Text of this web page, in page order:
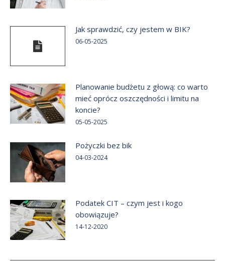
Jak sprawdzić, czy jestem w BIK?
06-05-2025
Planowanie budżetu z głową: co warto
mieć oprócz oszczędności i limitu na
koncie?
05-05-2025
Pożyczki bez bik
04-03-2024
Podatek CIT – czym jest i kogo
obowiązuje?
14-12-2020